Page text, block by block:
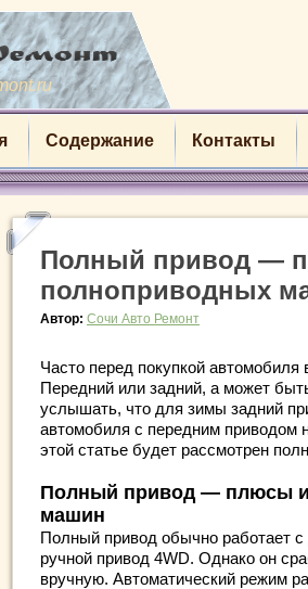
Содержание Контакты
Полный привод —
полноприводных
Автор: Сочи Авто Ремонт
Часто перед покупкой автомобиля
Передний или задний, а может
услышать, что для зимы задний
автомобиля с передним приводом
этой статье будет рассмотрен
Полный привод — плюсы
машин
Полный привод обычно работает
ручной привод 4WD. Однако он
вручную. Автоматический режим